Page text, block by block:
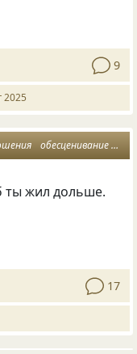
9
2025
обесценивание
ты жил дольше.
17